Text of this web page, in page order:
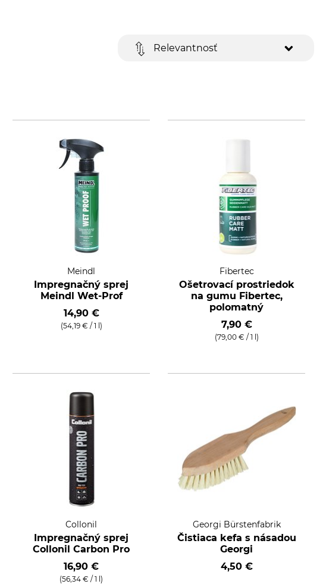
Relevantnosť
Meindl
Impregnačný sprej
Meindl Wet-Prof
14,90 €
(54,19 € / 1 l)
Fibertec
Ošetrovací prostriedok
na gumu Fibertec,
polomatný
7,90 €
(79,00 € / 1 l)
Collonil
Impregnačný sprej
Collonil Carbon Pro
16,90 €
(56,34 € / 1 l)
Georgi Bürstenfabrik
Čistiaca kefa s násadou
Georgi
4,50 €